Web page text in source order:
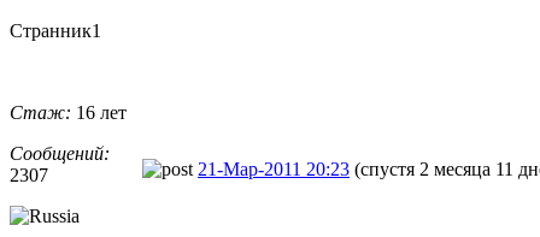
Странник1
Стаж: 16 лет
Сообщений:
2307
21-Мар-2011 20:23 (спустя 2 месяца 11